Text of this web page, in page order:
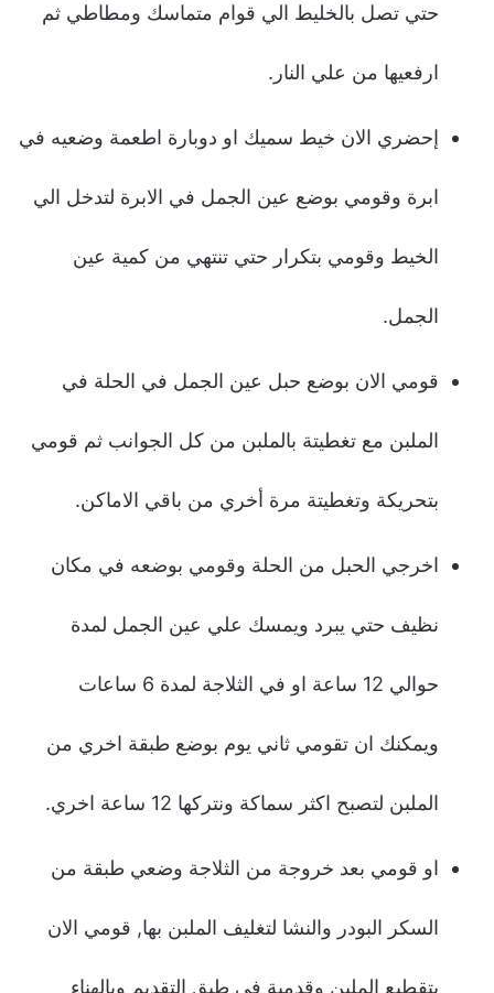
حتي تصل بالخليط الي قوام متماسك ومطاطي ثم
ارفعيها من علي النار.
إحضري الان خيط سميك او دوبارة اطعمة وضعيه في
ابرة وقومي بوضع عين الجمل في الابرة لتدخل الي
الخيط وقومي بتكرار حتي تنتهي من كمية عين
الجمل.
قومي الان بوضع حبل عين الجمل في الحلة في
الملبن مع تغطيتة بالملبن من كل الجوانب ثم قومي
بتحريكة وتغطيتة مرة أخري من باقي الاماكن.
اخرجي الحبل من الحلة وقومي بوضعه في مكان
نظيف حتي يبرد ويمسك علي عين الجمل لمدة
حوالي 12 ساعة او في الثلاجة لمدة 6 ساعات
ويمكنك ان تقومي ثاني يوم بوضع طبقة اخري من
الملبن لتصبح اكثر سماكة ونتركها 12 ساعة اخري.
او قومي بعد خروجة من الثلاجة وضعي طبقة من
السكر البودر والنشا لتغليف الملبن بها, قومي الان
بتقطيع الملبن وقدمية في طبق التقديم وبالهناء